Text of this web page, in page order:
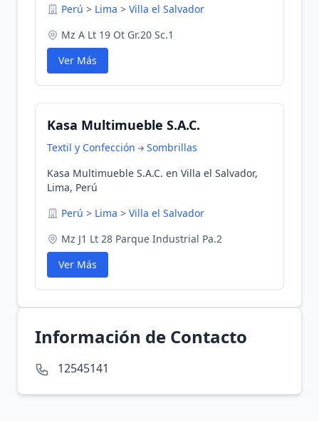
Perú > Lima > Villa el Salvador
Mz A Lt 19 Ot Gr.20 Sc.1
Ver Más
Kasa Multimueble S.A.C.
Textil y Confección
Sombrillas
Kasa Multimueble S.A.C. en Villa el Salvador,
Lima, Perú
Perú > Lima > Villa el Salvador
Mz J1 Lt 28 Parque Industrial Pa.2
Ver Más
Información de Contacto
12545141